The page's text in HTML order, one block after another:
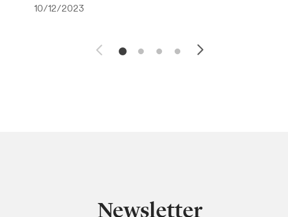
10/12/2023
Newsletter